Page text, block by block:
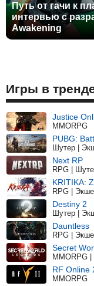
Путь от гачи к
интервью с
Awakening
Игры в
Justice
MMORPG
PUBG:
Шутер |
Next RP
RPG |
KRITIKA:
RPG |
Destiny 2
Шутер |
Dauntless
RPG |
Secret
MMORPG
RF Online
MMORPG